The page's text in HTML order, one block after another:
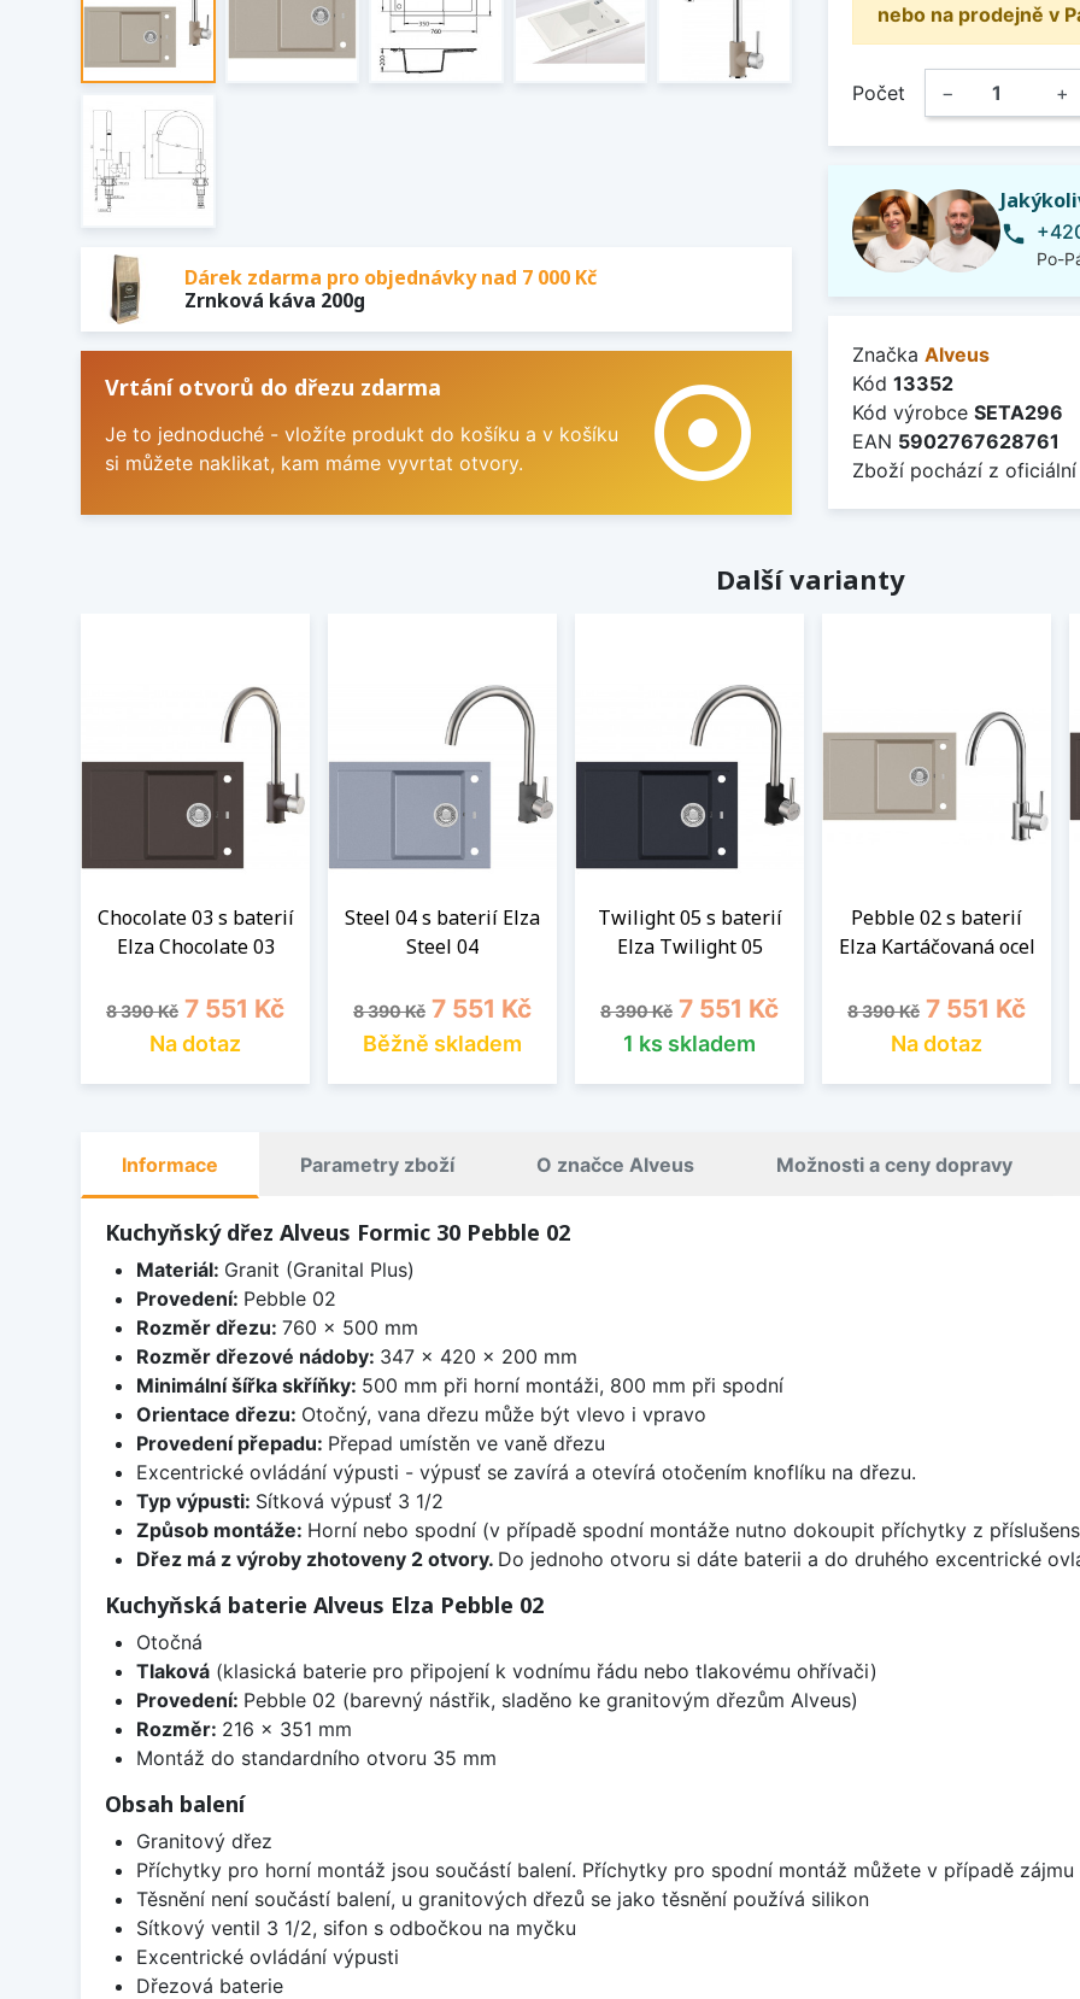
Dárek zdarma pro objednávky nad 7 000 Kč
Zrnková káva 200g
Vrtání otvorů do dřezu zdarma
Je to jednoduché - vložíte produkt do košíku a v košíku
si můžete naklikat, kam máme vyvrtat otvory.
adjust
nebo na prodejně v
Počet − +
phone
Po-
Značka Alveus
Kód 13352
Kód výrobce SETA296
EAN 5902767628761
Zboží pochází z
Další varianty
Chocolate 03 s baterií
Elza Chocolate 03
Běžná cena
8 390 Kč Cena
7 551 Kč
Na dotaz
Steel 04 s baterií Elza
Steel 04
Běžná cena
8 390 Kč Cena
7 551 Kč
Běžně skladem
Twilight 05 s baterií
Elza Twilight 05
Běžná cena
8 390 Kč Cena
7 551 Kč
1 ks skladem
Pebble 02 s baterií
Elza Kartáčovaná ocel
Běžná cena
8 390 Kč Cena
7 551 Kč
Na dotaz
Informace Parametry zboží O značce Alveus Možnosti a ceny dopravy
Kuchyňský dřez Alveus Formic 30 Pebble 02
Materiál: Granit (Granital Plus)
Provedení: Pebble 02
Rozměr dřezu: 760 x 500 mm
Rozměr dřezové nádoby: 347 x 420 x 200 mm
Minimální šířka skříňky: 500 mm při horní montáži, 800 mm při spodní
Orientace dřezu: Otočný, vana dřezu může být vlevo i vpravo
Provedení přepadu: Přepad umístěn ve vaně dřezu
Excentrické ovládání výpusti - výpusť se zavírá a otevírá otočením knoflíku na dřezu.
Typ výpusti: Sítková výpusť 3 1/2
Způsob montáže: Horní nebo spodní (v případě spodní montáže nutno dokoupit příchytky z
Dřez má z výroby zhotoveny 2 otvory. Do jednoho otvoru si dáte baterii a do druhého excentrické
Kuchyňská baterie Alveus Elza Pebble 02
Otočná
Tlaková(klasická baterie pro připojení k vodnímu řádu nebo tlakovému ohřívači)
Provedení: Pebble 02 (barevný nástřik, sladěno ke granitovým dřezům Alveus)
Rozměr: 216 x 351 mm
Montáž do standardního otvoru 35 mm
Obsah balení
Granitový dřez
Příchytky pro horní montáž jsou součástí balení. Příchytky pro spodní montáž můžete v případě
Těsnění není součástí balení, u granitových dřezů se jako těsnění používá silikon
Sítkový ventil 3 1/2, sifon s odbočkou na myčku
Excentrické ovládání výpusti
Dřezová baterie